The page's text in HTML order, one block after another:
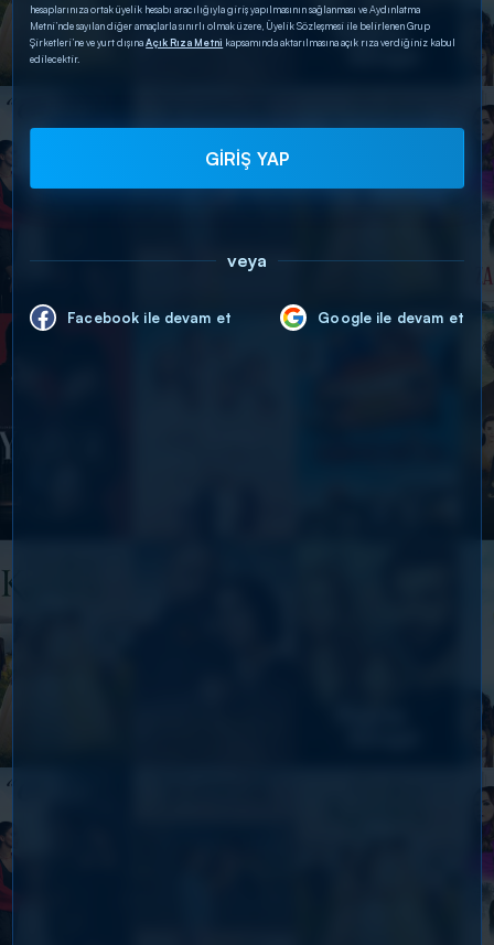
hesaplarınıza ortak üyelik hesabı aracılığıyla giriş yapılmasının sağlanması ve Aydınlatma
Metni’nde sayılan diğer amaçlarla sınırlı olmak üzere, Üyelik Sözleşmesi ile belirlenen Grup
Şirketleri’ne ve yurt dışınaAçık Rıza Metni kapsamında aktarılmasına açık rıza verdiğiniz kabul
edilecektir.
GİRİŞ YAP
veya
Facebook ile devam et Google ile devam et